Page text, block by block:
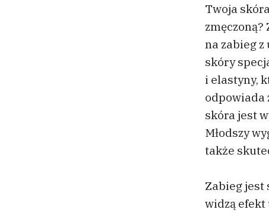
Twoja
na zabieg
skóry
i elastyny,
odpowiada
skóra jest
Młodszy
także
Zabieg
widzą